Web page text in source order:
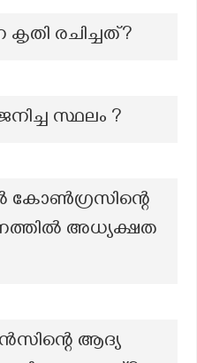
കൃതി രചിച്ചത്?
സ്ഥലം ?
കോൺഗ്രസിന്റെ
അധ്യക്ഷത
ആദ്യ